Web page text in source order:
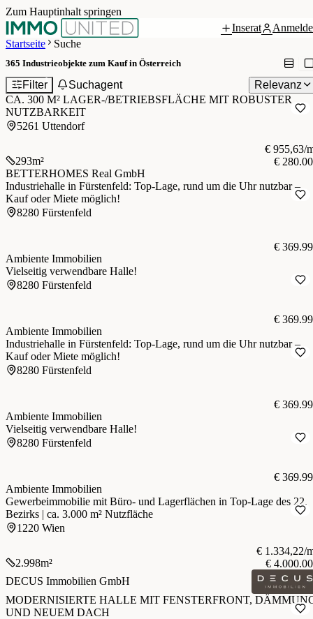
Zum Hauptinhalt springen
Inserat
Startseite
Suche
365 Industrieobjekte zum Kauf in Österreich
Filter1 Suchagent
Relevanz
CA. 300 M² LAGER-/BETRIEBSFLÄCHE MIT ROBUSTER
NUTZBARKEIT
5261 Uttendorf
293m²
€ 955,63/
€
BETTERHOMES Real GmbH
Industriehalle in Fürstenfeld: Top-Lage, rund um die Uhr nutzbar –
Kauf oder Miete möglich!
8280 Fürstenfeld
€
Ambiente Immobilien
Vielseitig verwendbare Halle!
8280 Fürstenfeld
€
Ambiente Immobilien
Industriehalle in Fürstenfeld: Top-Lage, rund um die Uhr nutzbar –
Kauf oder Miete möglich!
8280 Fürstenfeld
€
Ambiente Immobilien
Vielseitig verwendbare Halle!
8280 Fürstenfeld
€
Ambiente Immobilien
Gewerbeimmobilie mit Büro- und Lagerflächen in Top-Lage des 22.
Bezirks | ca. 3.000 m² Nutzfläche
1220 Wien
2.998m²
€ 1.334,22/
€
DECUS Immobilien GmbH
MODERNISIERTE HALLE MIT FENSTERFRONT,
UND NEUEM DACH